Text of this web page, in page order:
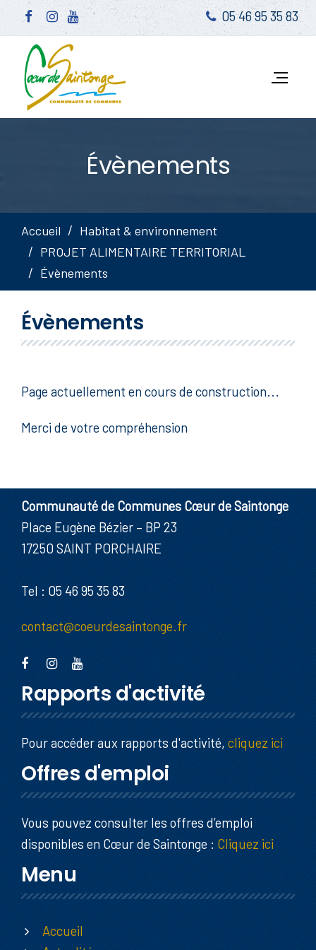
05 46 95 35 83
Évènements
Accueil
Habitat & environnement
PROJET ALIMENTAIRE TERRITORIAL
Évènements
Évènements
Page actuellement en cours de construction...
Merci de votre compréhension
Communauté de Communes Cœur de Saintonge
Place Eugène Bézier – BP 23
17250 SAINT PORCHAIRE
Tel : 05 46 95 35 83
contact@coeurdesaintonge.fr
Rapports d'activité
Pour accéder aux rapports d'activité, cliquez ici
Offres d'emploi
Vous pouvez consulter les offres d’emploi
disponibles en Cœur de Saintonge : Cliquez ici
Menu
Accueil